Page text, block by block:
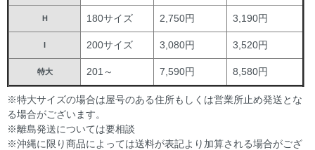
H 180サイズ 2,750円 3,190円
I 200サイズ 3,080円 3,520円
特大 201～ 7,590円 8,580円
※特大サイズの場合は屋号のある住所もしくは営業所止め発送とな
る場合がございます。
※離島発送については要相談
※沖縄に限り商品によっては送料が表記より加算される場合がござ